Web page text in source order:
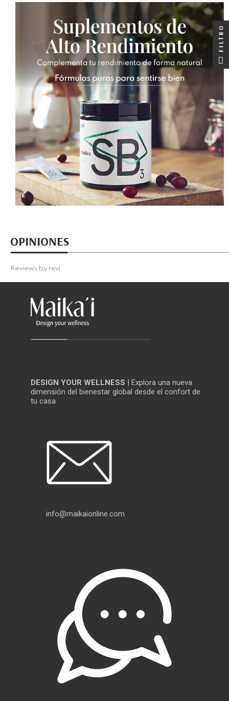
FILTRO
OPINIONES
Reviews by revi
DESIGN YOUR WELLNESS | Explora una nueva
dimensión del bienestar global desde el confort de
tu casa
info@maikaionline.com
FILTRO